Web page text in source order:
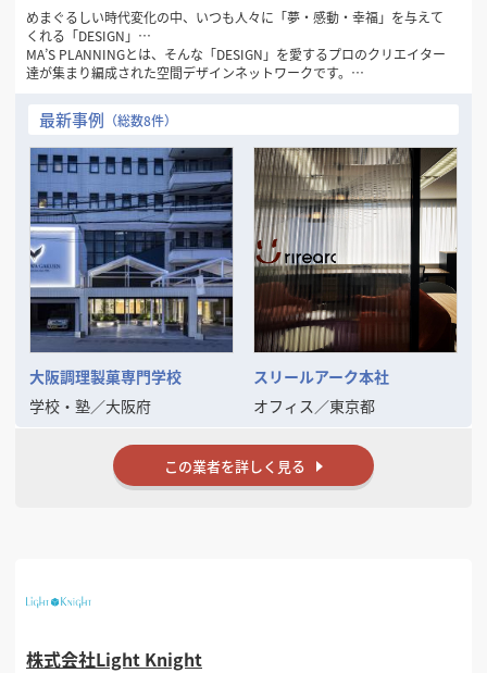
めまぐるしい時代変化の中、いつも人々に「夢・感動・幸福」を与えて
くれる「DESIGN」…
MA’S PLANNINGとは、そんな「DESIGN」を愛するプロのクリエイター
達が集まり編成された空間デザインネットワークです。
1981年の創設以来32年間にわたり一貫して“人々にデザインを通して幸
せを感じてもらいたい…”
というシンプルなコンセプトを念頭に「愛のあるDESIGN」を数多くの
お客様に提供してまいりました。
現代のトレンド・ニーズの変化は一層加速し本質の見極めが困難となる
中、この思いを忘れず、変化を的確に捉えながらもけっして流されるこ
とのない
「普遍的DESIGNの可能性」をさらに追求してまいります。
そして、数々の商空間、住空間プランニングで培った確かな経験と実績
を裏付けに
お客様の良きビジネスパートナーとして「最良の空間づくり」をお手伝
いいたします。
最新事例 （総数8件）
大阪調理製菓専門学校
学校・塾／大阪府
スリールアーク本社
オフィス ／東京都
この業者を詳しく見る
株式会社Light Knight